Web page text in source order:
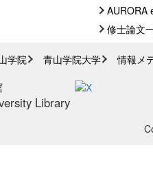
AURORA
修士論文
学院 青山学院大学 情報メ
Library